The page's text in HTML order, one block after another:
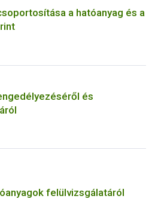
a hatóanyag és a
és
felülvizsgálatáról